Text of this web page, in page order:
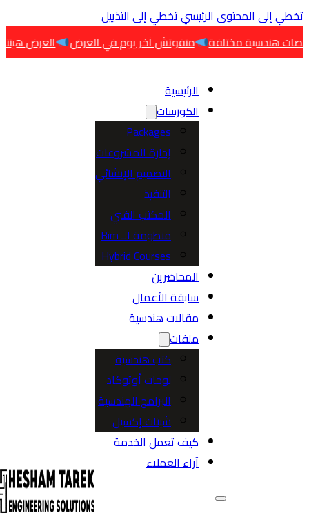
إلى المحتوى الرئيسيتخطي إلى التذييل
متفوتش آخر يوم في العرض
العرض هينتهي اليوم
الرئيسية
الكورسات
Packages
إدارة المشروعات
التصميم الإنشائي
التنفيذ
المكتب الفني
منظومة الـ Bim
Hybrid Courses
المحاضرين
سابقة الأعمال
مقالات هندسية
ملفات
كتب هندسية
لوحات أوتوكاد
البرامج الهندسية
شيتات إكسيل
كيف تعمل الخدمة
آراء العملاء